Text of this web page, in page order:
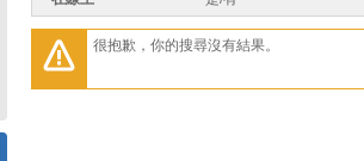
很抱歉，你的搜尋沒有結果。